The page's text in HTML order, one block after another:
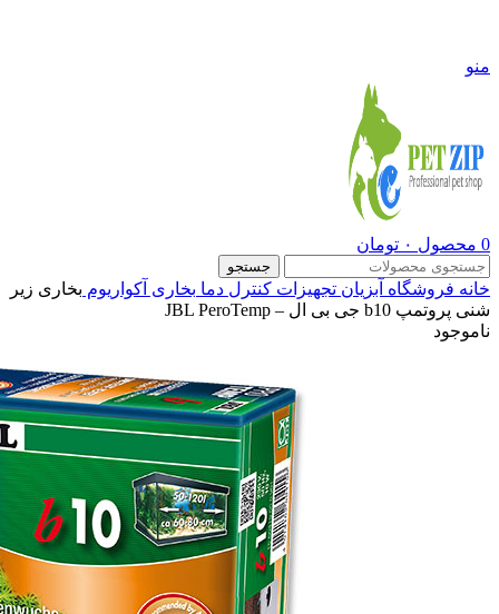
منو
0 محصول ۰ تومان
جستجو
خانه فروشگاه آبزیان تجهیزات کنترل دما بخاری آکواریوم بخاری زیر
شنی پروتمپ b10 جی بی ال – JBL PeroTemp
ناموجود